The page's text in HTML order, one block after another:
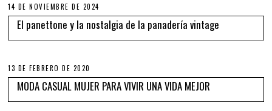
14 DE NOVIEMBRE DE 2024
El panettone y la nostalgia de la panadería vintage
13 DE FEBRERO DE 2020
MODA CASUAL MUJER PARA VIVIR UNA VIDA MEJOR